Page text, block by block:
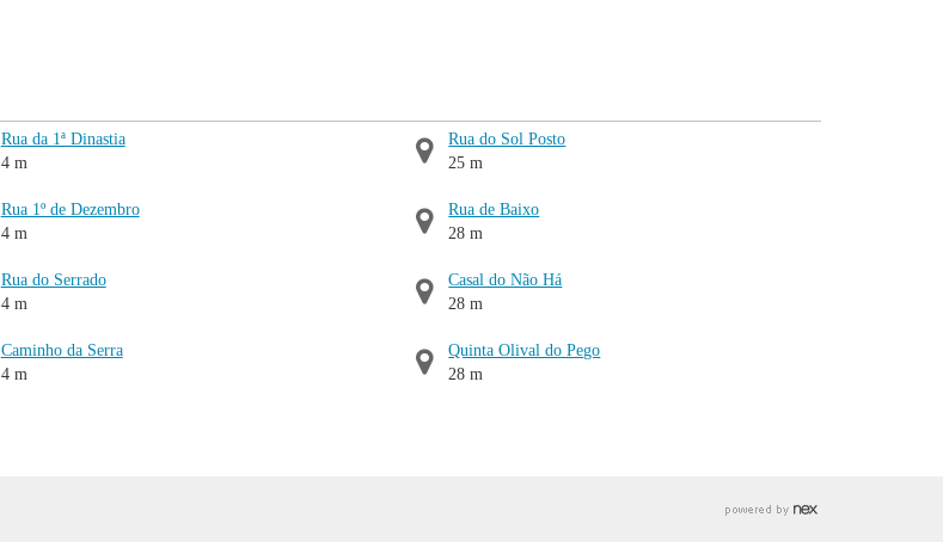
Rua da 1ª Dinastia
4 m
Rua 1º de Dezembro
4 m
Rua do Serrado
4 m
Caminho da Serra
4 m
Rua do Sol Posto
25 m
Rua de Baixo
28 m
Casal do Não Há
28 m
Quinta Olival do Pego
28 m